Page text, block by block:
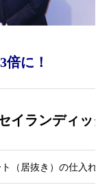
に！
イランディッ
（居抜き）の仕入れ